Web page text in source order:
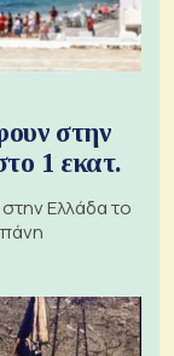
στην
1 εκατ.
Ελλάδα το